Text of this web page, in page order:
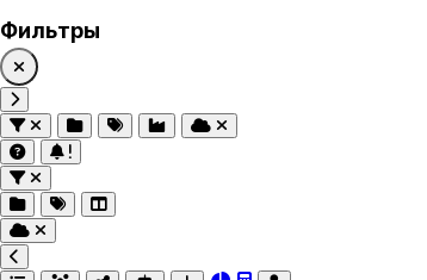
Фильтры